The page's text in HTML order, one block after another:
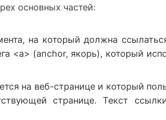
основных частей:
на который должна
<a> (anchor, якорь), который
на веб-странице и который
странице. Текст